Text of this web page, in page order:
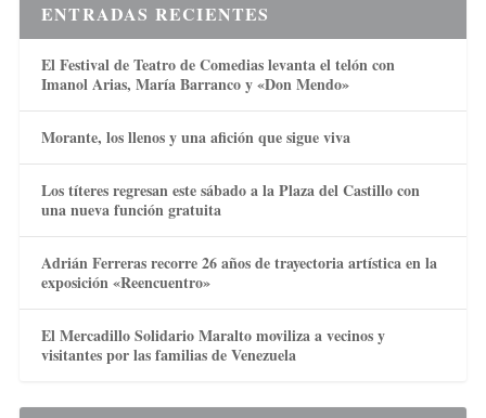
ENTRADAS RECIENTES
El Festival de Teatro de Comedias levanta el telón con
Imanol Arias, María Barranco y «Don Mendo»
Morante, los llenos y una afición que sigue viva
Los títeres regresan este sábado a la Plaza del Castillo con
una nueva función gratuita
Adrián Ferreras recorre 26 años de trayectoria artística en la
exposición «Reencuentro»
El Mercadillo Solidario Maralto moviliza a vecinos y
visitantes por las familias de Venezuela